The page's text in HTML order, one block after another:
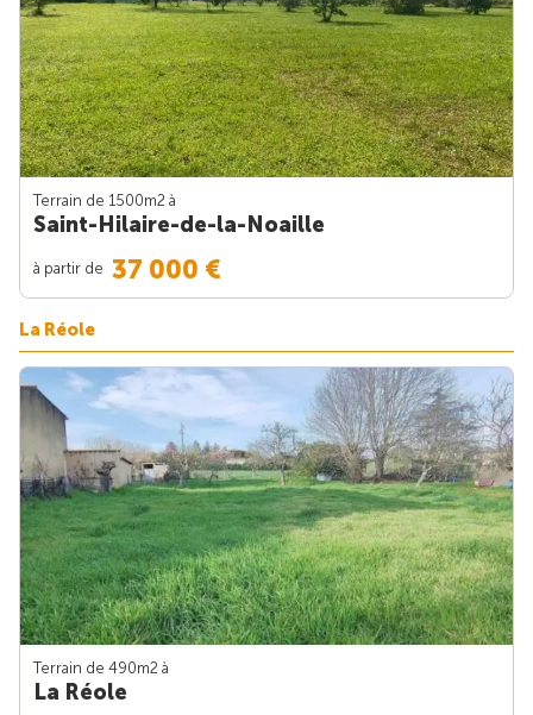
Terrain de 1500m2 à
Saint-Hilaire-de-la-Noaille
à partir de 37 000 €
La Réole
Terrain de 490m2 à
La Réole